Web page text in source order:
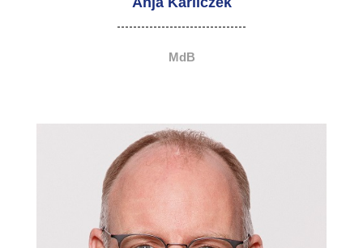
MdB